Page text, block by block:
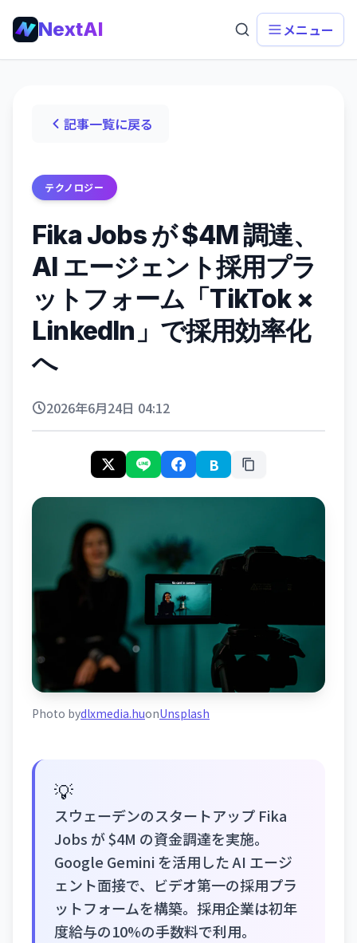
NextAI メニュー
記事一覧に戻る
テクノロジー
Fika Jobs が $4M 調達、
AI エージェント採用プラ
ットフォーム「TikTok ×
LinkedIn」で採用効率化
へ
2026年6月24日 04:12
B
Photo bydlxmedia.huonUnsplash
💡
スウェーデンのスタートアップ Fika
Jobs が $4M の資金調達を実施。
Google Gemini を活用した AI エージ
ェント面接で、ビデオ第一の採用プラ
ットフォームを構築。採用企業は初年
度給与の10%の手数料で利用。